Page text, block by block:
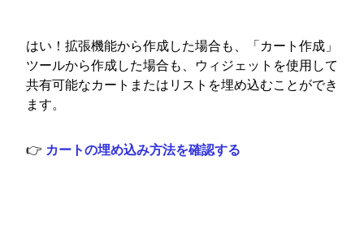
はい！拡張機能から作成した場合も、「カート作成」
ツールから作成した場合も、ウィジェットを使用して
共有可能なカートまたはリストを埋め込むことができ
ます。
👉 カートの埋め込み方法を確認する